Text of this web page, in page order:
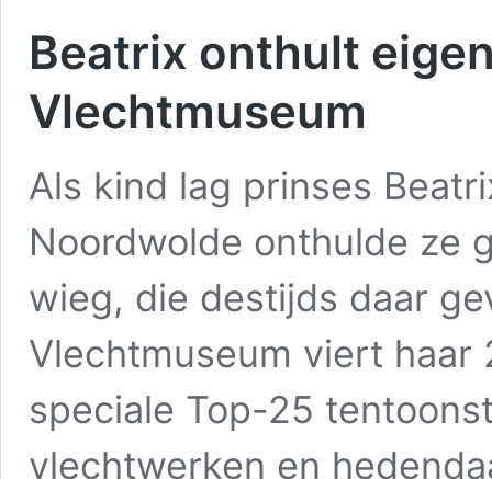
Beatrix onthult
Vlechtmuseum
Als kind lag prinses
Noordwolde onthulde ze
wieg, die destijds daar
Vlechtmuseum viert
speciale Top-25
vlechtwerken en